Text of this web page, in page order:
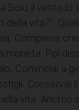
Solo il vento lo
della vita?”.
Comprese
moneta. Poi
Cominciai a
Conservai
vita.